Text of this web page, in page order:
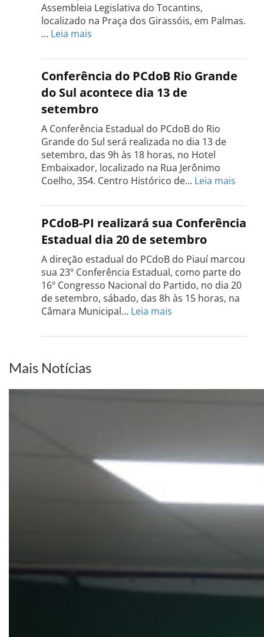
Assembleia Legislativa do Tocantins,
localizado na Praça dos Girassóis, em Palmas.
… Leia mais
Estadual
do
PCdoB
Tocantins
será
realizada
dia
18
de
setembro
Conferência do PCdoB Rio Grande
do Sul acontece dia 13 de
setembro
A Conferência Estadual do PCdoB do Rio
Grande do Sul será realizada no dia 13 de
setembro, das 9h às 18 horas, no Hotel
Embaixador, localizado na Rua Jerônimo
Coelho, 354. Centro Histórico de… Leia mais
do
PCdoB
Rio
do
Sul
dia
PCdoB-PI realizará sua Conferência
Estadual dia 20 de setembro
A direção estadual do PCdoB do Piauí marcou
sua 23º Conferência Estadual, como parte do
16º Congresso Nacional do Partido, no dia 20
de setembro, sábado, das 8h às 15 horas, na
Câmara Municipal… Leia mais
PI
Estadual
Mais Notícias